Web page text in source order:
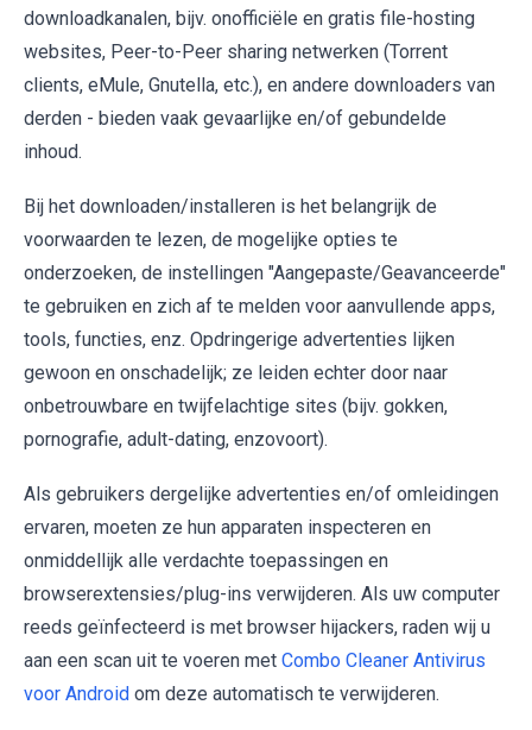
downloadkanalen, bijv. onofficiële en gratis file-hosting
websites, Peer-to-Peer sharing netwerken (Torrent
clients, eMule, Gnutella, etc.), en andere downloaders van
derden - bieden vaak gevaarlijke en/of gebundelde
inhoud.
Bij het downloaden/installeren is het belangrijk de
voorwaarden te lezen, de mogelijke opties te
onderzoeken, de instellingen "Aangepaste/Geavanceerde"
te gebruiken en zich af te melden voor aanvullende apps,
tools, functies, enz. Opdringerige advertenties lijken
gewoon en onschadelijk; ze leiden echter door naar
onbetrouwbare en twijfelachtige sites (bijv. gokken,
pornografie, adult-dating, enzovoort).
Als gebruikers dergelijke advertenties en/of omleidingen
ervaren, moeten ze hun apparaten inspecteren en
onmiddellijk alle verdachte toepassingen en
browserextensies/plug-ins verwijderen. Als uw computer
reeds geïnfecteerd is met browser hijackers, raden wij u
aan een scan uit te voeren met Combo Cleaner Antivirus
voor Android om deze automatisch te verwijderen.